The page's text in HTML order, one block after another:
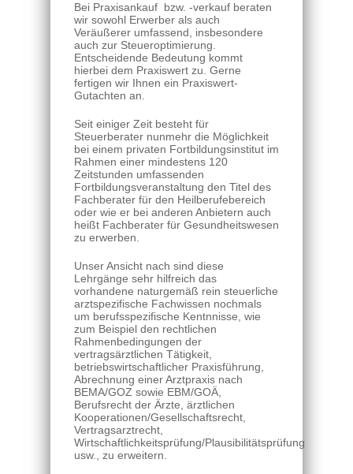
Bei Praxisankauf bzw. -verkauf beraten
wir sowohl Erwerber als auch
Veräußerer umfassend, insbesondere
auch zur Steueroptimierung.
Entscheidende Bedeutung kommt
hierbei dem Praxiswert zu. Gerne
fertigen wir Ihnen ein Praxiswert-
Gutachten an.
Seit einiger Zeit besteht für
Steuerberater nunmehr die Möglichkeit
bei einem privaten Fortbildungsinstitut im
Rahmen einer mindestens 120
Zeitstunden umfassenden
Fortbildungsveranstaltung den Titel des
Fachberater für den Heilberufebereich
oder wie er bei anderen Anbietern auch
heißt Fachberater für Gesundheitswesen
zu erwerben.
Unser Ansicht nach sind diese
Lehrgänge sehr hilfreich das
vorhandene naturgemäß rein steuerliche
arztspezifische Fachwissen nochmals
um berufsspezifische Kentnnisse, wie
zum Beispiel den rechtlichen
Rahmenbedingungen der
vertragsärztlichen Tätigkeit,
betriebswirtschaftlicher Praxisführung,
Abrechnung einer Arztpraxis nach
BEMA/GOZ sowie EBM/GOÄ,
Berufsrecht der Ärzte, ärztlichen
Kooperationen/Gesellschaftsrecht,
Vertragsarztrecht,
Wirtschaftlichkeitsprüfung/Plausibilitätsprüfung
usw., zu erweitern.